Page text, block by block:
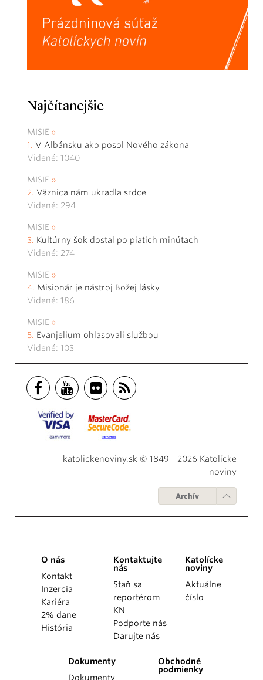
Najčítanejšie
MISIE
V Albánsku ako posol Nového zákona
Videné: 1040
MISIE
Väznica nám ukradla srdce
Videné: 294
MISIE
Kultúrny šok dostal po piatich minútach
Videné: 274
MISIE
Misionár je nástroj Božej lásky
Videné: 186
MISIE
Evanjelium ohlasovali službou
Videné: 103
katolickenoviny.sk © 1849 - 2026 Katolícke
noviny
Archív
O nás
Kontakt
Inzercia
Kariéra
2% dane
História
Kontaktujte
nás
Staň sa
reportérom
KN
Podporte nás
Darujte nás
Katolícke
noviny
Aktuálne
číslo
Dokumenty
Dokumenty
Obchodné
podmienky